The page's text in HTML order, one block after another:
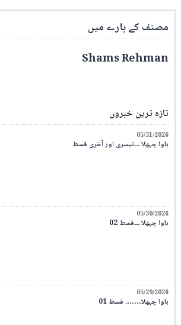
مصنف کے بارے میں
Shams Rehman
تازہ ترین خبروں
05/31/2026
باوا چہھلا ۔۔۔تیسری اور آخری قسط
05/30/2026
باوا چہھلا ۔۔۔قسط 02
05/29/2026
باوا چہھلا……. قسط 01